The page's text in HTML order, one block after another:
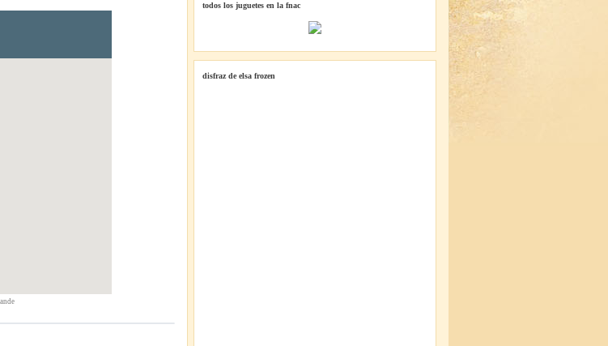
todos los juguetes en la fnac
disfraz de elsa frozen